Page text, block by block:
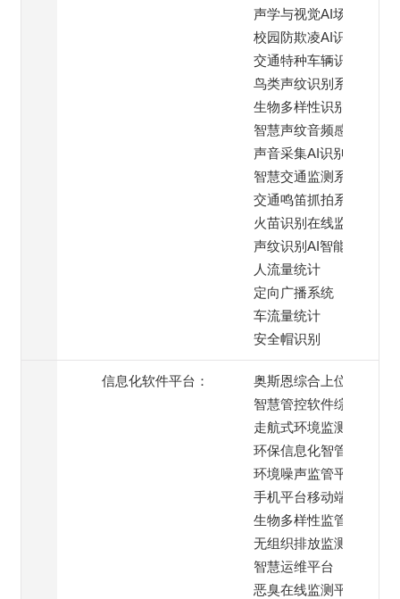
声学与视觉AI场景
校园防欺凌AI识别系统
交通特种车辆识别预警
鸟类声纹识别系统
生物多样性识别系统
智慧声纹音频感知终端
声音采集AI识别系统
智慧交通监测系统
交通鸣笛抓拍系统
火苗识别在线监测
声纹识别AI智能模块
人流量统计
定向广播系统
车流量统计
安全帽识别
信息化软件平台：
奥斯恩综合上位机
智慧管控软件综合平台
走航式环境监测平台
环保信息化智管平台
环境噪声监管平台
手机平台移动端
生物多样性监管平台
无组织排放监测平台
智慧运维平台
恶臭在线监测平台